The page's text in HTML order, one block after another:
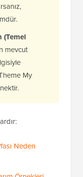
(Temel
mevcut
My
Neden